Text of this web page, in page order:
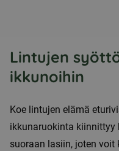
Lintujen
ikkunoihin
Koe lintujen elämä
ikkunaruokinta
suoraan lasiin, joten